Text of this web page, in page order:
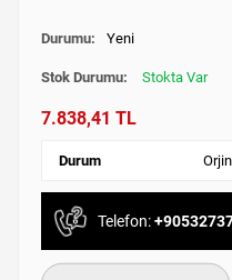
Durumu: Yeni
Stok Durumu: Stokta Var
7.838,41 TL
Durum
Telefon: